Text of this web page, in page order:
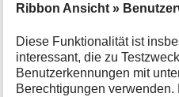
Ribbon Ansicht »
Diese Funktionalität ist
interessant, die zu
Benutzerkennungen mit
Berechtigungen verwenden.